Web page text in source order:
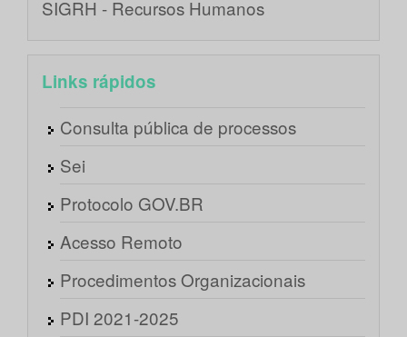
SIGRH - Recursos Humanos
Links rápidos
Consulta pública de processos
Sei
Protocolo GOV.BR
Acesso Remoto
Procedimentos Organizacionais
PDI 2021-2025